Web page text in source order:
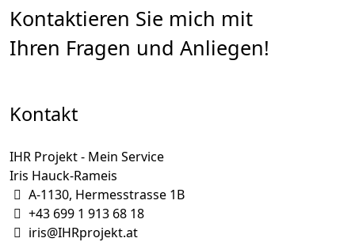
Kontaktieren Sie mich mit
Ihren Fragen und Anliegen!
Kontakt
IHR Projekt - Mein Service
Iris Hauck-Rameis
A-1130, Hermesstrasse 1B
+43 699 1 913 68 18
iris@IHRprojekt.at